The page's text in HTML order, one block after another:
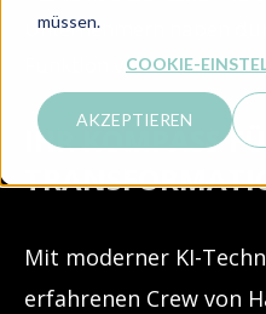
müssen.
COOKIE-
AKZEPTIEREN
Unternehmern haben
Funktion verloren.
IHRKOMPASS
Mit moderner KI-
erfahrenen Crew von